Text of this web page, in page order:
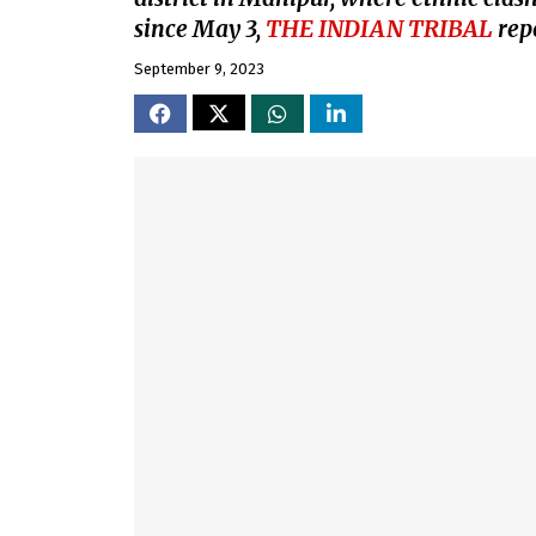
since May 3, THE INDIAN TRIBAL
September 9, 2023